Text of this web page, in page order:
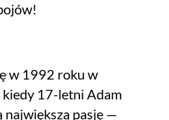
w 1992 roku w
17-letni Adam
największą pasję —